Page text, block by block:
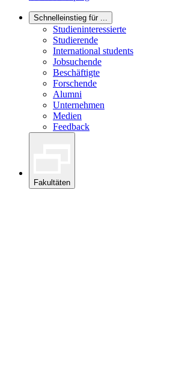
Schnelleinstieg für ...
Studieninteressierte
Studierende
International students
Jobsuchende
Beschäftigte
Forschende
Alumni
Unternehmen
Medien
Feedback
Fakultäten